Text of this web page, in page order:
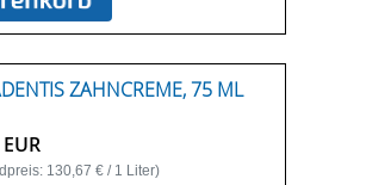
ZAHNCREME, 75 ML
130,67 € / 1 Liter)